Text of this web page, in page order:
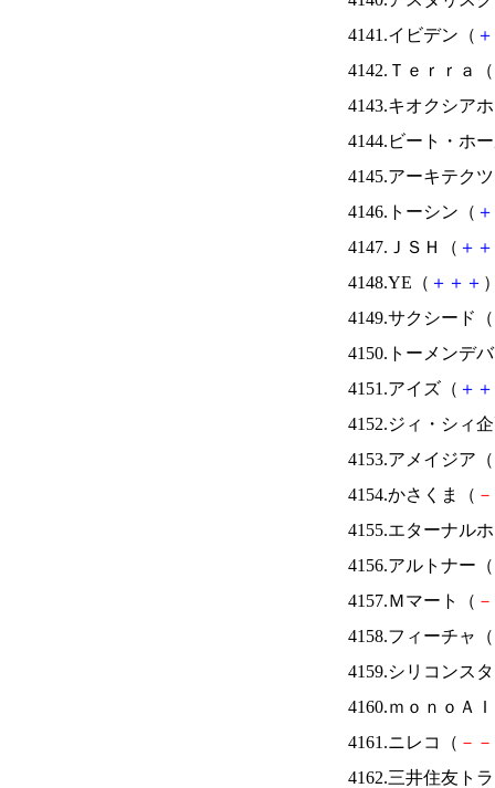
4141.イビデン（ ＋
4142.Ｔｅｒｒａ（
4143.キオクシア
4144.ビート・ホ
4145.アーキテク
4146.トーシン（ ＋
4147.ＪＳＨ（ ＋ ＋
4148.YE（ ＋ ＋ ＋
4149.サクシード（
4150.トーメンデ
4151.アイズ（ ＋ ＋
4152.ジィ・シィ
4153.アメイジア（
4154.かさくま（ －
4155.エターナル
4156.アルトナー（
4157.Ｍマート（ －
4158.フィーチャ（
4159.シリコンス
4160.ｍｏｎｏＡ
4161.ニレコ（ － －
4162.三井住友ト